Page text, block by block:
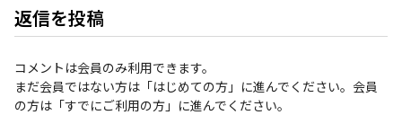
返信を投稿
コメントは会員のみ利用できます。
まだ会員ではない方は「はじめての方」に進んでください。会員
の方は「すでにご利用の方」に進んでください。